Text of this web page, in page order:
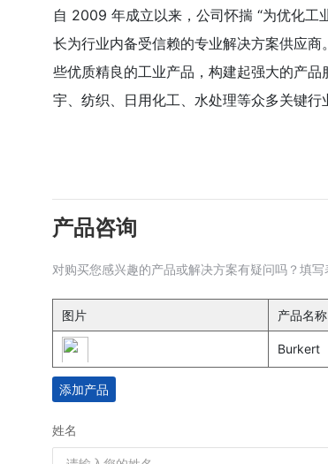
自 2009 年成立以来，公司怀揣 “为优化
长为行业内备受信赖的专业解决方案供应
些优质精良的工业产品，构建起强大的产
宇、纺织、日用化工、水处理等众多关键
产品咨询
对购买您感兴趣的产品或解决方案有疑问吗？填写
图片 产品名称
Burkert
添加产品
姓名